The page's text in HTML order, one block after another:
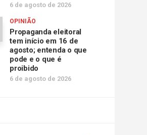
6 de agosto de 2026
OPINIÃO
Propaganda eleitoral
tem início em 16 de
agosto; entenda o que
pode e o que é
proibido
6 de agosto de 2026